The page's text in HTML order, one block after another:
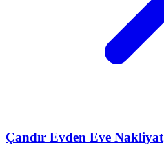
Çandır Evden Eve Nakliyat